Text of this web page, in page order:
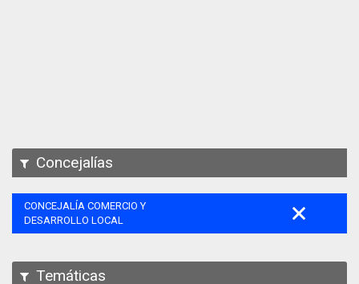
Concejalías
CONCEJALÍA COMERCIO Y
DESARROLLO LOCAL
Temáticas